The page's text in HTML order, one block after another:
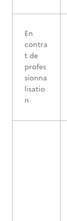
En
contra
t de
profes
sionna
lisatio
n